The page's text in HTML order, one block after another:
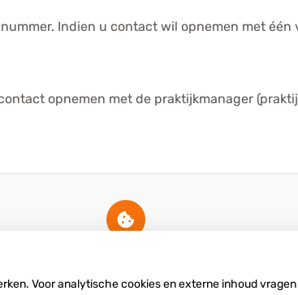
Indien u contact wil opnemen met
opnemen met de praktijkmanager
te zien.
Voor analytische cookies en externe inhoud